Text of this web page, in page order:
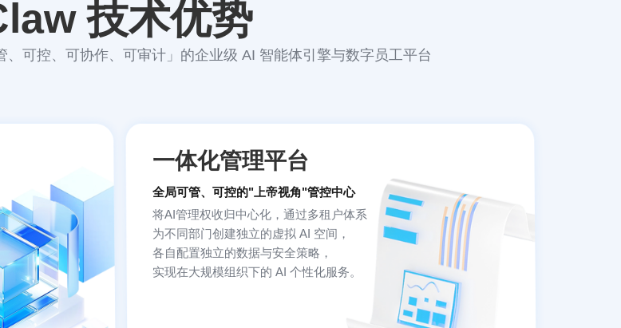
技术优势
可控、可协作、可审计」的企业级 AI 智能体引擎与数字员工平台
一体化管理平台
全局可管、可控的"上帝视角"管控中心
将AI管理权收归中心化，通过多租户体系
为不同部门创建独立的虚拟 AI 空间，
各自配置独立的数据与安全策略，
实现在大规模组织下的 AI 个性化服务。